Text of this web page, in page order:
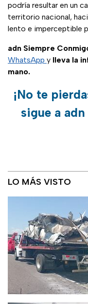
podría resultar en un
territorio nacional,
lento e imperceptible
adn Siempre
WhatsApp y lleva la
mano.
¡No te
sigue a
LO MÁS VISTO